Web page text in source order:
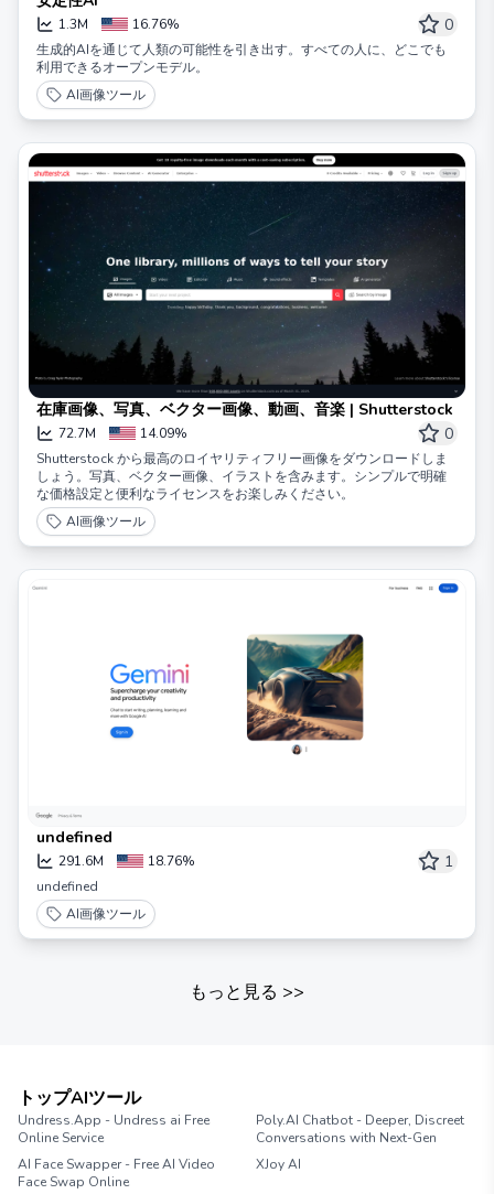
1.3M 16.76% 0
生成的AIを通じて人類の可能性を引き出す。すべての人に、どこでも
利用できるオープンモデル。
AI画像ツール
在庫画像、写真、ベクター画像、動画、音楽 | Shutterstock
72.7M 14.09% 0
Shutterstock から最高のロイヤリティフリー画像をダウンロードしま
しょう。写真、ベクター画像、イラストを含みます。シンプルで明確
な価格設定と便利なライセンスをお楽しみください。
AI画像ツール
undefined
291.6M 18.76% 1
undefined
AI画像ツール
もっと見る >>
トップAIツール
Undress.App - Undress ai Free
Online Service
Poly.AI Chatbot - Deeper, Discreet
Conversations with Next-Gen
AI Face Swapper - Free AI Video
Face Swap Online
XJoy AI